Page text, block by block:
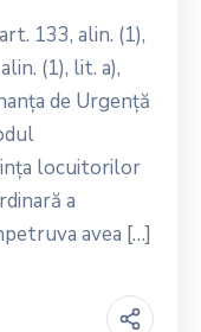
133, alin. (1),
(1), lit. a),
de Urgenţă
locuitorilor
a
avea […]